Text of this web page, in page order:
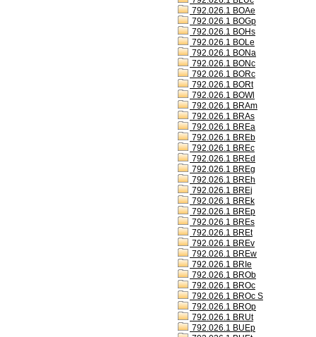
792.026.1 BOAe
792.026.1 BOGp
792.026.1 BOHs
792.026.1 BOLe
792.026.1 BONa
792.026.1 BONc
792.026.1 BORc
792.026.1 BORt
792.026.1 BOWl
792.026.1 BRAm
792.026.1 BRAs
792.026.1 BREa
792.026.1 BREb
792.026.1 BREc
792.026.1 BREd
792.026.1 BREg
792.026.1 BREh
792.026.1 BREj
792.026.1 BREk
792.026.1 BREp
792.026.1 BREs
792.026.1 BREt
792.026.1 BREv
792.026.1 BREw
792.026.1 BRIe
792.026.1 BROb
792.026.1 BROc
792.026.1 BROc S
792.026.1 BROp
792.026.1 BRUt
792.026.1 BUEp